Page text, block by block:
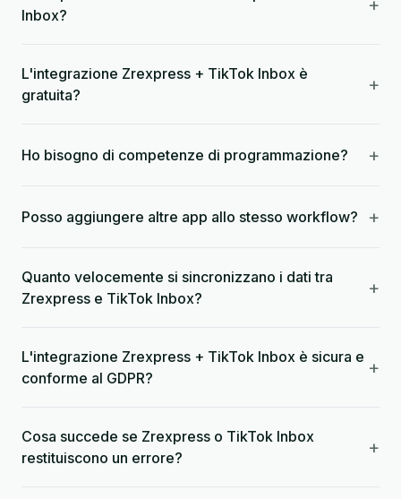
Inbox?
+
L'integrazione Zrexpress + TikTok Inbox è
gratuita?
+
Ho bisogno di competenze di programmazione? +
Posso aggiungere altre app allo stesso workflow? +
Quanto velocemente si sincronizzano i dati tra
Zrexpress e TikTok Inbox?
+
L'integrazione Zrexpress + TikTok Inbox è sicura e
conforme al GDPR?
+
Cosa succede se Zrexpress o TikTok Inbox
restituiscono un errore?
+